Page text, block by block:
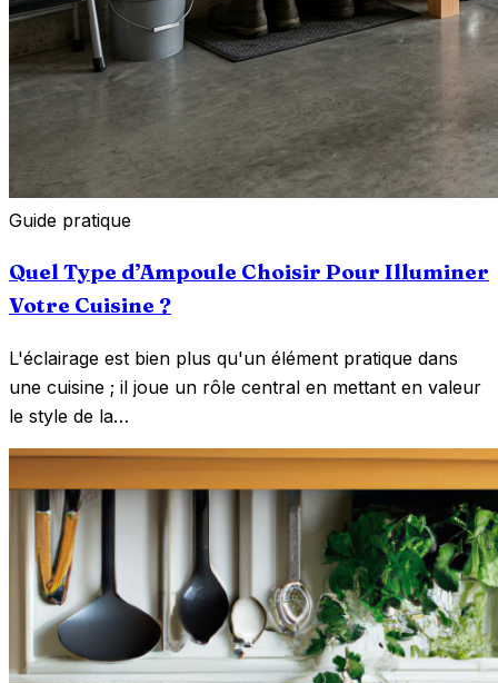
Guide pratique
Quel Type d’Ampoule Choisir Pour Illuminer
Votre Cuisine ?
L'éclairage est bien plus qu'un élément pratique dans
une cuisine ; il joue un rôle central en mettant en valeur
le style de la…